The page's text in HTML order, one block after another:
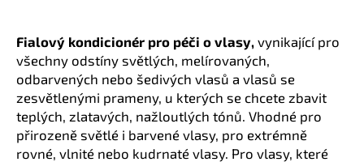
Fialový kondicionér pro péči o vlasy, vynikající pro
všechny odstíny světlých, melírovaných,
odbarvených nebo šedivých vlasů a vlasů se
zesvětlenými prameny, u kterých se chcete zbavit
teplých, zlatavých, nažloutlých tónů. Vhodné pro
přirozeně světlé i barvené vlasy, pro extrémně
rovné, vlnité nebo kudrnaté vlasy. Pro vlasy, které
u
č
u
j
e
m
e